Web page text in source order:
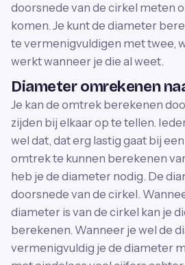
doorsnede van de cirkel meten
komen. Je kunt de diameter
te vermenigvuldigen met twee,
werkt wanneer je die al weet.
Diameter omrekenen
Je kan de omtrek berekenen
zijden bij elkaar op te tellen.
wel dat, dat erg lastig gaat bij
omtrek te kunnen berekenen
heb je de diameter nodig. De
doorsnede van de cirkel.
diameter is van de cirkel kan je
berekenen. Wanneer je wel de
vermenigvuldig je de diameter